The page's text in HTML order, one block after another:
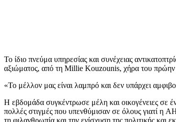
Το ίδιο πνεύμα υπηρεσίας και συνέχειας
αξιώματος, από τη Millie Kouzounis, χήρα του
«Το μέλλον μας είναι λαμπρό και δεν υπάρχει
Η εβδομάδα συγκέντρωσε μέλη και οικογένειες σε
πολλές στιγμές που υπενθύμισαν σε όλους γιατί η
τη φιλανθρωπία και την ενίσχυση της πολιτικής και